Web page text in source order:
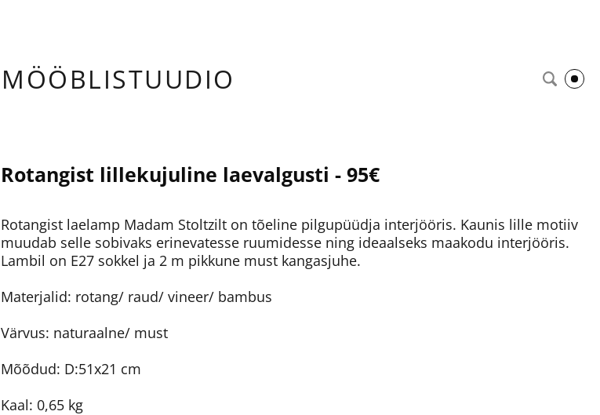
MÖÖBLISTUUDIO
Rotangist lillekujuline laevalgusti - 95€
Rotangist laelamp Madam Stoltzilt on tõeline pilgupüüdja interjööris. Kaunis lille motiiv
muudab selle sobivaks erinevatesse ruumidesse ning ideaalseks maakodu interjööris.
Lambil on E27 sokkel ja 2 m pikkune must kangasjuhe.
Materjalid: rotang/ raud/ vineer/ bambus
Värvus: naturaalne/ must
Mõõdud: D:51x21 cm
Kaal: 0,65 kg